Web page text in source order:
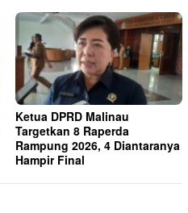
Ketua DPRD Malinau
Targetkan 8 Raperda
Rampung 2026, 4 Diantaranya
Hampir Final